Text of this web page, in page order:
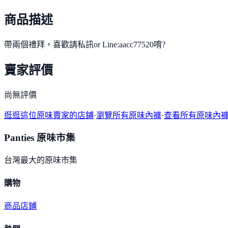
商品描述
帶兩個禮拜，喜歡請私訊or Line:aacc77520唷?
賣家評價
尚無評價
逛逛這位原味賣家的店鋪·瀏覽所有原味內褲·查看所有原味內
Panties 原味市集
台灣最大的原味市集
購物
商品店鋪